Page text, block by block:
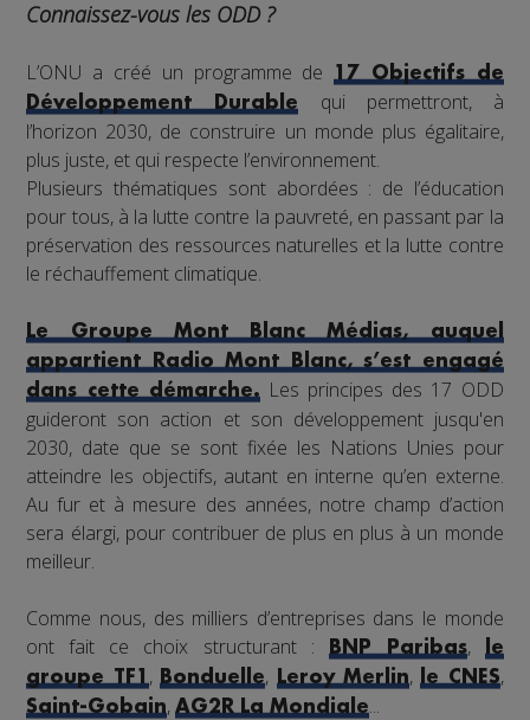
Connaissez-vous les ODD ?
L’ONU a créé un programme de17 Objectifs de
Développement Durable
qui permettront, à
l’horizon 2030, de construire un monde plus égalitaire,
plus juste, et qui respecte l’environnement.
Plusieurs thématiques sont abordées : de l’éducation
pour tous, à la lutte contre la pauvreté, en passant par la
préservation des ressources naturelles et la lutte contre
le réchauffement climatique.
Le Groupe Mont Blanc Médias, auquel
appartient Radio Mont Blanc, s’est engagé
dans cette démarche.Les principes des 17 ODD
guideront son action et son développement jusqu'en
2030, date que se sont fixée les Nations Unies pour
atteindre les objectifs, autant en interne qu’en externe.
Au fur et à mesure des années, notre champ d’action
sera élargi, pour contribuer de plus en plus à un monde
meilleur.
Comme nous, des milliers d’entreprises dans le monde
ont fait ce choix structurant :
BNP Paribas,
le
groupe TF1 , Bonduelle, Leroy Merlin, le CNES,
Saint-Gobain,AG2R La Mondiale...